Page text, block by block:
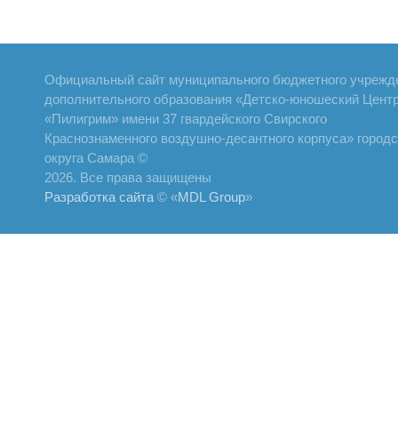
Официальный сайт муниципального бюджетного
дополнительного образования «Детско-юношеский
«Пилигрим» имени 37 гвардейского Свирского
Краснознаменного воздушно-десантного корпуса»
округа Самара ©
2026. Все права защищены
Разработка сайта © «MDL Group»